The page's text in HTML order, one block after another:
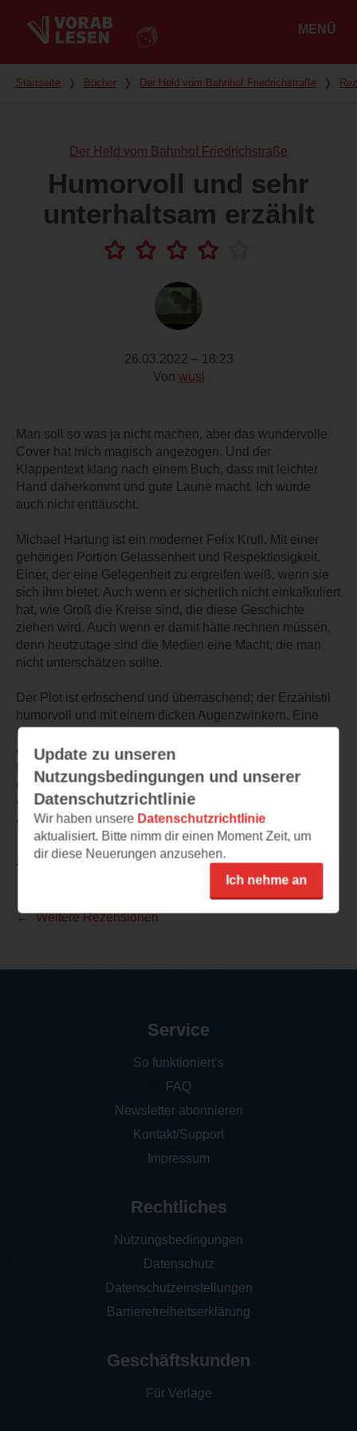
MENÜ
Du bist hier
Startseite ❭ Bücher ❭ Der Held vom Bahnhof Friedrichstraße ❭
Der Held vom Bahnhof Friedrichstraße
Humorvoll und sehr
unterhaltsam erzählt
26.03.2022 – 18:23
Von wusl
Man soll so was ja nicht machen, aber das wundervolle
Cover hat mich magisch angezogen. Und der
Klappentext klang nach einem Buch, dass mit leichter
Hand daherkommt und gute Laune macht. Ich wurde
auch nicht enttäuscht.
Michael Hartung ist ein moderner Felix Krull. Mit einer
gehörigen Portion Gelassenheit und Respektlosigkeit.
Einer, der eine Gelegenheit zu ergreifen weiß, wenn sie
sich ihm bietet. Auch wenn er sicherlich nicht einkalkuliert
hat, wie Groß die Kreise sind, die diese Geschichte
ziehen wird. Auch wenn er damit hätte rechnen müssen,
denn heutzutage sind die Medien eine Macht, die man
nicht unterschätzen sollte.
Der Plot ist erfrischend und überraschend; der Erzählstil
humorvoll und mit einem dicken Augenzwinkern. Eine
Geschichte nach der Wende, über die Wende aber
eigentlich ein Possenstück über den Wunsch der
Menschen nach Helden des Alltags, nach einem, der
über sich hinauswächst und mutiger ist, als man es
vielleicht selber gewesen wäre. Und Michael könnte so
einer sein. Oder doch nicht?
TEILEN
Weitere Rezensionen
Update zu unseren
Nutzungsbedingungen und unserer
Datenschutzrichtlinie
Wir haben unsere Datenschutzrichtlinie
aktualisiert. Bitte nimm dir einen Moment Zeit, um
dir diese Neuerungen anzusehen.
Ich nehme an
Service
So funktioniert‘s
FAQ
Newsletter abonnieren
Kontakt/Support
Impressum
Rechtliches
Nutzungsbedingungen
Datenschutz
Datenschutzeinstellungen
Barrierefreiheitserklärung
Geschäftskunden
Für Verlage